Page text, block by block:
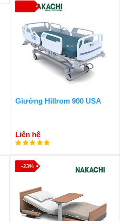
Giường Hillrom 900 USA
Liên hệ
-23%